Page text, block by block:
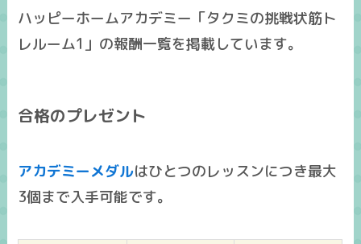
ハッピーホームアカデミー「タクミの挑戦状筋ト
レルーム1」の報酬一覧を掲載しています。
合格のプレゼント
アカデミーメダルはひとつのレッスンにつき最大
3個まで入手可能です。